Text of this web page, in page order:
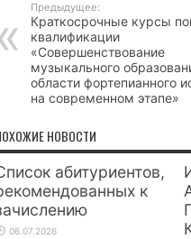
Предыдущее:
Краткосрочные курсы
квалификации
«Совершенствование
музыкального
области фортепианного
на современном этапе»
НОВОСТИ
абитуриентов,
к
06.07.2026